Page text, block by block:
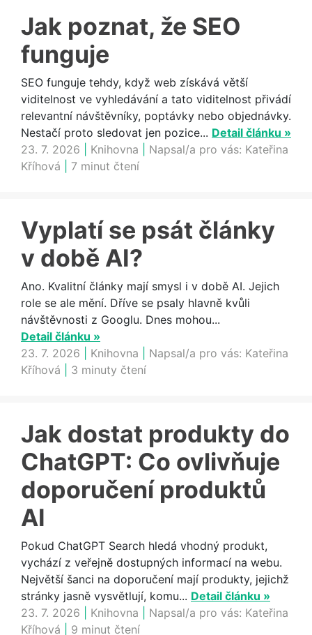
Jak poznat, že SEO
funguje
SEO funguje tehdy, když web získává větší
viditelnost ve vyhledávání a tato viditelnost přivádí
relevantní návštěvníky, poptávky nebo objednávky.
Nestačí proto sledovat jen pozice... Detail článku »
23. 7. 2026
Knihovna Napsal/a pro vás: Kateřina
Kříhová
7 minut čtení
Vyplatí se psát články
v době AI?
Ano. Kvalitní články mají smysl i v době AI. Jejich
role se ale mění. Dříve se psaly hlavně kvůli
návštěvnosti z Googlu. Dnes mohou...
Detail článku »
23. 7. 2026
Knihovna Napsal/a pro vás: Kateřina
Kříhová
3 minuty čtení
Jak dostat produkty do
ChatGPT: Co ovlivňuje
doporučení produktů
AI
Pokud ChatGPT Search hledá vhodný produkt,
vychází z veřejně dostupných informací na webu.
Největší šanci na doporučení mají produkty, jejichž
stránky jasně vysvětlují, komu... Detail článku »
23. 7. 2026
Knihovna Napsal/a pro vás: Kateřina
Kříhová
9 minut čtení